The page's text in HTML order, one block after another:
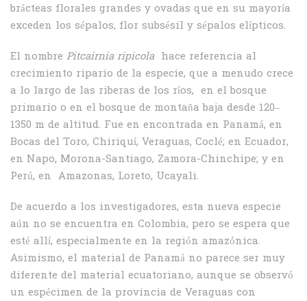
brácteas florales grandes y ovadas que en su mayoría
exceden los sépalos, flor subsésil y sépalos elípticos.
El nombre Pitcairnia ripicolahace referencia al
crecimiento ripario de la especie, que a menudo crece
a lo largo de las riberas de los ríos, en el bosque
primario o en el bosque de montaña baja desde 120–
1350 m de altitud. Fue en encontrada en Panamá, en
Bocas del Toro, Chiriquí, Veraguas, Coclé; en Ecuador,
en Napo, Morona-Santiago, Zamora-Chinchipe; y en
Perú, en Amazonas, Loreto, Ucayali.
De acuerdo a los investigadores, esta nueva especie
aún no se encuentra en Colombia, pero se espera que
esté allí, especialmente en la región amazónica.
Asimismo, el material de Panamá no parece ser muy
diferente del material ecuatoriano, aunque se observó
un espécimen de la provincia de Veraguas con